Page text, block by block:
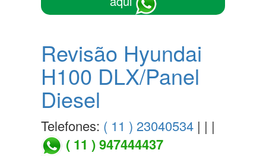
Revisão Hyundai
H100 DLX/Panel
Diesel
Telefones: ( 11 ) 23040534 | | |
( 11 ) 947444437